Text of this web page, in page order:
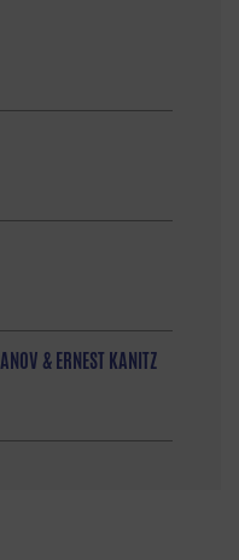
& ERNEST KANITZ